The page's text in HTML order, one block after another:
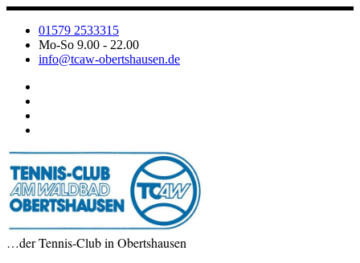
Zum
Inhalt
springen
01579 2533315
Mo-So 9.00 - 22.00
info@tcaw-obertshausen.de
…der Tennis-Club in Obertshausen